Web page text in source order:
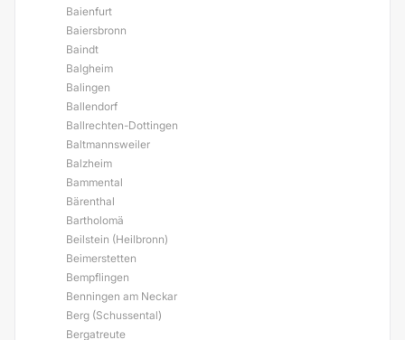
Baienfurt
Baiersbronn
Baindt
Balgheim
Balingen
Ballendorf
Ballrechten-Dottingen
Baltmannsweiler
Balzheim
Bammental
Bärenthal
Bartholomä
Beilstein (Heilbronn)
Beimerstetten
Bempflingen
Benningen am Neckar
Berg (Schussental)
Bergatreute